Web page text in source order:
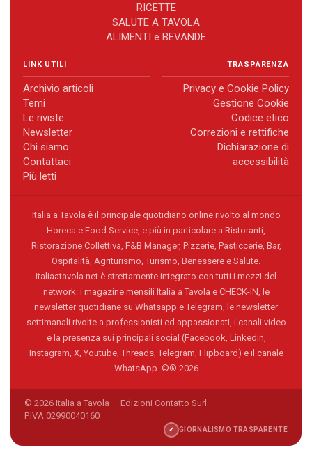
RICETTE
SALUTE A TAVOLA
ALIMENTI e BEVANDE
LINK UTILI
Archivio articoli
Temi
Le riviste
Newsletter
Chi siamo
Contattaci
Più letti
TRASPARENZA
Privacy e Cookie Policy
Gestione Cookie
Codice etico
Correzioni e rettifiche
Dichiarazione di
accessibilità
Italia a Tavola è il principale quotidiano online rivolto al mondo
Horeca e Food Service, e più in particolare a Ristoranti,
Ristorazione Collettiva, F&B Manager, Pizzerie, Pasticcerie, Bar,
Ospitalità, Agriturismo, Turismo, Benessere e Salute.
italiaatavola.net è strettamente integrato con tutti i mezzi del
network: i magazine mensili Italia a Tavola e CHECK-IN, le
newsletter quotidiane su Whatsapp e Telegram, le newsletter
settimanali rivolte a professionisti ed appassionati, i canali video
e la presenza sui principali social (Facebook, Linkedin,
Instagram, X, Youtube, Threads, Telegram, Flipboard) e il canale
WhatsApp. ©® 2026
© 2026 Italia a Tavola — Edizioni Contatto Surl —
P.IVA 02990040160
✓ GIORNALISMO TRASPARENTE